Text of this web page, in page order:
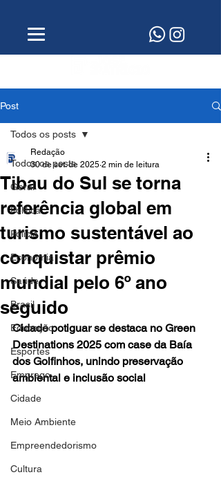
Post
Todos os posts
Geral
Política
Polícia
Economia
Saúde
Brasil
Educação
Esportes
Emprego
Cidade
Meio Ambiente
Empreendedorismo
Cultura
Todos os posts
Tibau do Sul se torna
referência global em
turismo sustentável ao
conquistar prêmio
mundial pelo 6º ano
seguido
Redação
30 de set. de 2025 2 min de leitura
Cidade potiguar se destaca no Green
Destinations 2025 com case da Baía
dos Golfinhos, unindo preservação
ambiental e inclusão social